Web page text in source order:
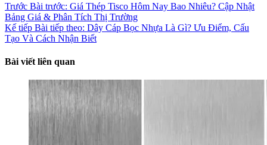
Trước Bài trước: Giá Thép Tisco Hôm Nay Bao Nhiêu? Cập Nhật
Bảng Giá & Phân Tích Thị Trường
Kế tiếp Bài tiếp theo: Dây Cáp Bọc Nhựa Là Gì? Ưu Điểm, Cấu
Tạo Và Cách Nhận Biết
Bài viết liên quan